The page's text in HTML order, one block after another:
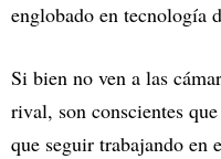
englobado en tecnología
Si bien no ven a las
rival, son conscientes
que seguir trabajando en